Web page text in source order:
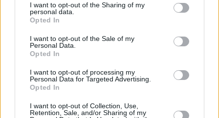
I want to opt-out of the Sharing of my
personal data.
Opted In
I want to opt-out of the Sale of my
Personal Data.
Opted In
I want to opt-out of processing my
Personal Data for Targeted Advertising.
Opted In
I want to opt-out of Collection, Use,
Retention, Sale, and/or Sharing of my
Kohlsprossen Gratin
Leicht
Kohlsprossen aus dem Airfryer
Leicht